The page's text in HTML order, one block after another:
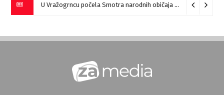
U Vražogrncu počela Smotra narodnih običaja „Vražogrnački točak“